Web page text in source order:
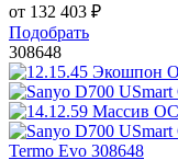
от 132 403 ₽
Подобрать
308648
Termo Evo 308648